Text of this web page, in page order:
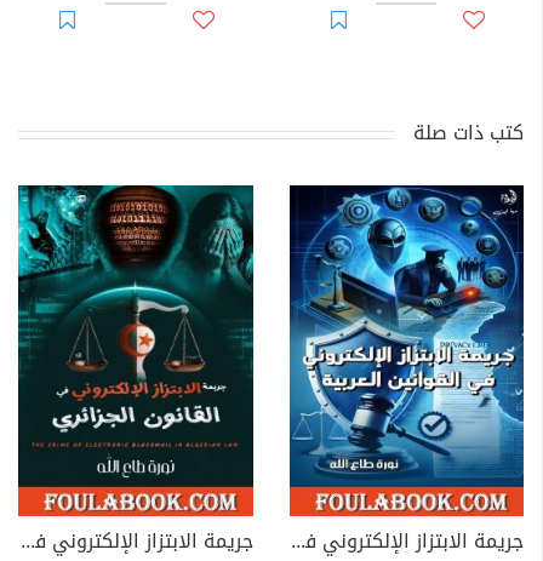
كتب ذات صلة
جريمة الابتزاز الإلكتروني في القوانين العربية جريمة الابتزاز الإلكتروني في القانون الجزائري